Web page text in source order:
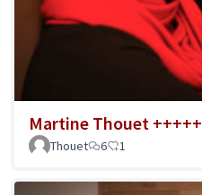
Martine Thouet +++++
Thouet
6 1